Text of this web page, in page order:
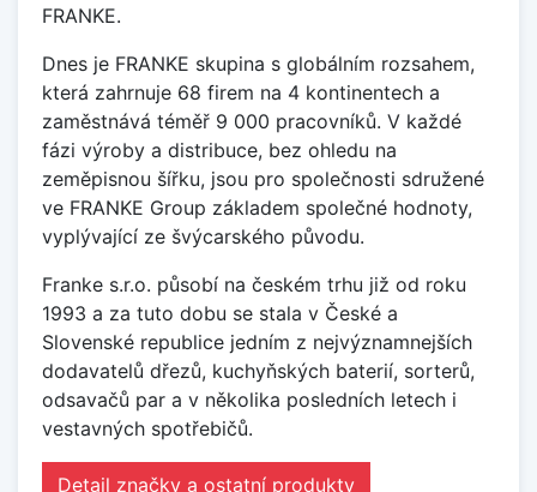
FRANKE.
Dnes je FRANKE skupina s globálním rozsahem,
která zahrnuje 68 firem na 4 kontinentech a
zaměstnává téměř 9 000 pracovníků. V každé
fázi výroby a distribuce, bez ohledu na
zeměpisnou šířku, jsou pro společnosti sdružené
ve FRANKE Group základem společné hodnoty,
vyplývající ze švýcarského původu.
Franke s.r.o. působí na českém trhu již od roku
1993 a za tuto dobu se stala v České a
Slovenské republice jedním z nejvýznamnejších
dodavatelů dřezů, kuchyňských baterií, sorterů,
odsavačů par a v několika posledních letech i
vestavných spotřebičů.
Detail značky a ostatní produkty